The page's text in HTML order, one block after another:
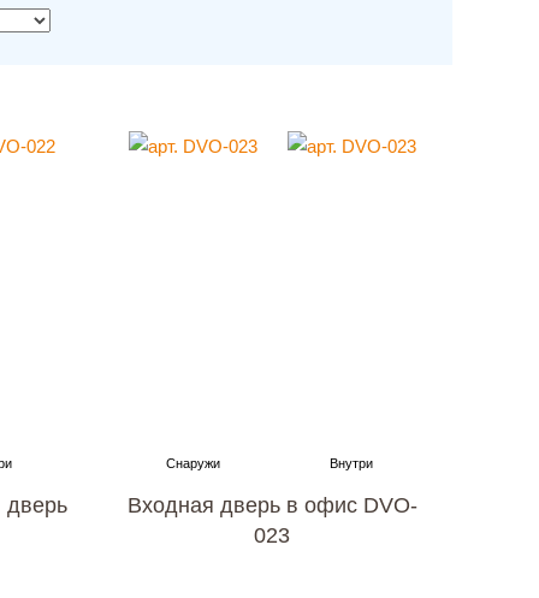
дверь
Входная дверь в офис DVO-
023